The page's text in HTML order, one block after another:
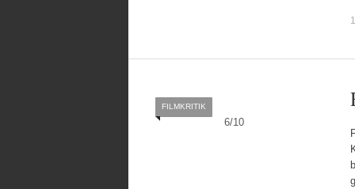
6/10
FILMKRITIK